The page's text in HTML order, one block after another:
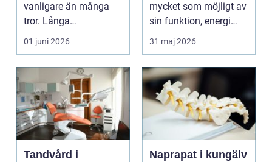
vanligare än många
tror. Långa
arbetsdagar på hårda
golv, ...
01 juni 2026
mycket som möjligt av
sin funktion, energi
och trygghet...
31 maj 2026
Tandvård i
Naprapat i kungälv